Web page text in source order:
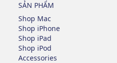
SẢN PHẨM
Shop Mac
Shop iPhone
Shop iPad
Shop iPod
Accessories